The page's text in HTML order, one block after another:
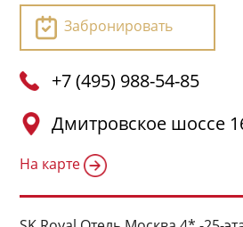
Забронировать
+7 (495) 988-54-85
Дмитровское шоссе
На карте